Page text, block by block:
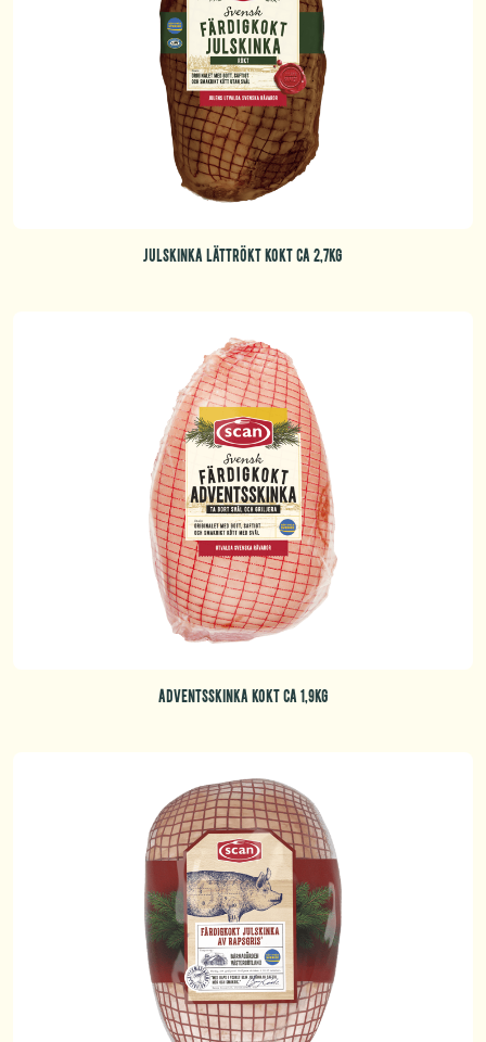
JULSKINKA LÄTTRÖKT KOKT CA 2,7KG
ADVENTSSKINKA KOKT CA 1,9KG